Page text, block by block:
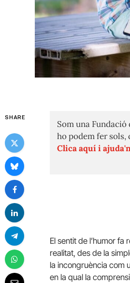
SHARE
Som una
ho podem fer sols,
Clica aquí i
El sentit de l’humor
realitat, des de la
la incongruència com
en la qual la